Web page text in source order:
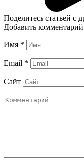
Поделитесь статьей с
Добавить комментарий
Имя *
Email *
Сайт